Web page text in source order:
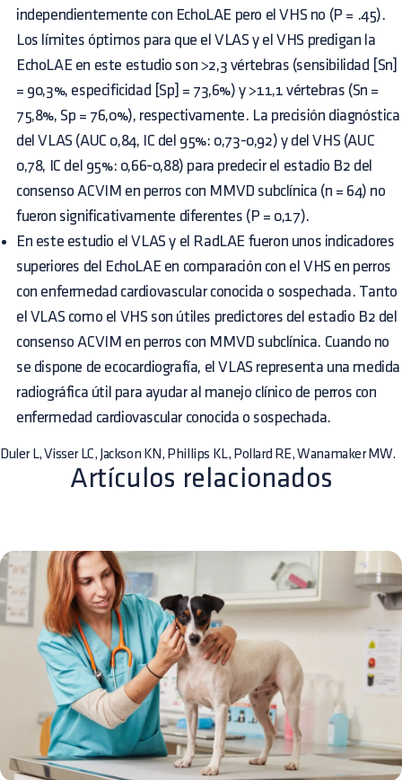
independientemente con EchoLAE pero el VHS no (P = .45).
Los límites óptimos para que el VLAS y el VHS predigan la
EchoLAE en este estudio son >2,3 vértebras (sensibilidad [Sn]
= 90,3%, especificidad [Sp] = 73,6%) y >11,1 vértebras (Sn =
75,8%, Sp = 76,0%), respectivamente. La precisión diagnóstica
del VLAS (AUC 0,84, IC del 95%: 0,73-0,92) y del VHS (AUC
0,78, IC del 95%: 0,66-0,88) para predecir el estadio B2 del
consenso ACVIM en perros con MMVD subclínica (n = 64) no
fueron significativamente diferentes (P = 0,17).
En este estudio el VLAS y el RadLAE fueron unos indicadores
superiores del EchoLAE en comparación con el VHS en perros
con enfermedad cardiovascular conocida o sospechada. Tanto
el VLAS como el VHS son útiles predictores del estadio B2 del
consenso ACVIM en perros con MMVD subclínica. Cuando no
se dispone de ecocardiografía, el VLAS representa una medida
radiográfica útil para ayudar al manejo clínico de perros con
enfermedad cardiovascular conocida o sospechada.
Duler L, Visser LC, Jackson KN, Phillips KL, Pollard RE, Wanamaker MW.
Artículos relacionados